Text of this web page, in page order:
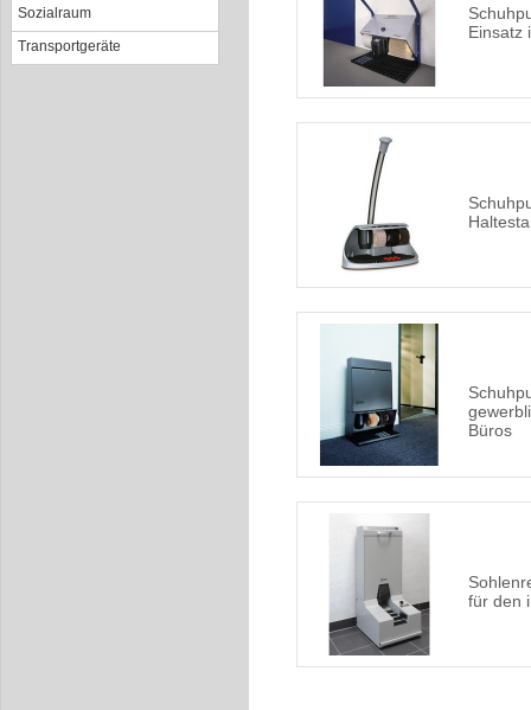
Sozialraum
Transportgeräte
Einsatz
Büros
für den